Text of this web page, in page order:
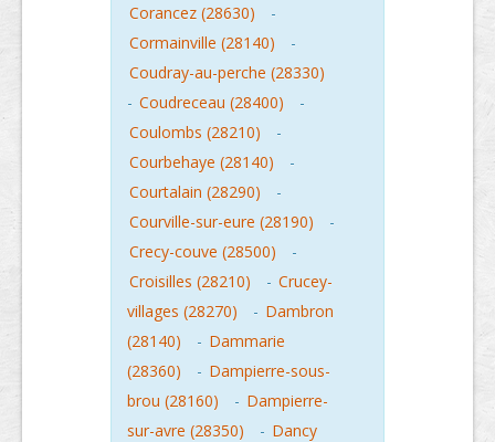
Corancez (28630)
-
Cormainville (28140)
-
Coudray-au-perche (28330)
- Coudreceau (28400)
-
Coulombs (28210)
-
Courbehaye (28140)
-
Courtalain (28290)
-
Courville-sur-eure (28190)
-
Crecy-couve (28500)
-
Croisilles (28210)
- Crucey-
villages (28270)
- Dambron
(28140)
- Dammarie
(28360)
- Dampierre-sous-
brou (28160)
- Dampierre-
sur-avre (28350)
- Dancy